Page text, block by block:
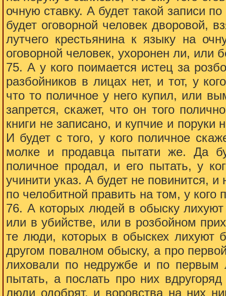
очную ставку. А будет такой записи
будет оговорной человек дворовой,
лутчего крестьянина к языку на
оговорной человек, ухоронен ли, или
75. А у кого поимается истец за
разбойников в лицах нет, и тот, у
что то поличное у него купил, или
запрется, скажет, что он того
книги не записано, и купчие и поруки
И будет с того, у кого поличное
молке и продавца пытати же. Да
поличное продал, и его пытать, у
учинити указ. А будет не повинится,
по челобитной править на том, у кого
76. А которых людей в обыску
или в убийстве, или в розбойном
те люди, которых в обыскех лихуют
другом повалном обыску, а про
лиховали по недружбе и по первым
пытать, а послать про них
люди одобрят, и воровства на них